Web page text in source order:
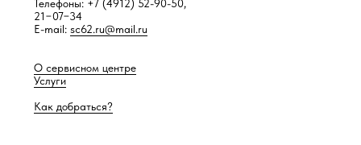
Телефоны: +7 (4912) 52-90-50,
21−07−34
E-mail: sc62.ru@mail.ru
О сервисном центре
Услуги
Как добраться?